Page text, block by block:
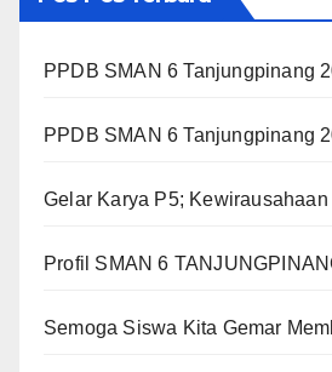
PPDB SMAN 6 Tanjungpinang
PPDB SMAN 6 Tanjungpinang
Gelar Karya P5; Kewirausahaan
Profil SMAN 6
Semoga Siswa Kita Gemar